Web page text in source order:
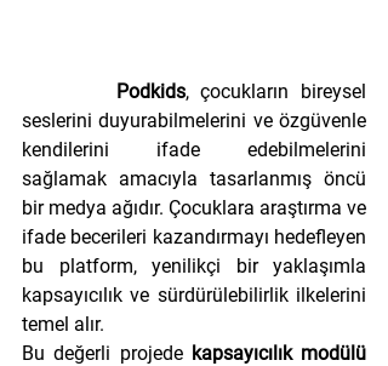
        Podkids
, çocukların bireysel
seslerini duyurabilmelerini ve özgüvenle
kendilerini ifade edebilmelerini
sağlamak amacıyla tasarlanmış öncü
bir medya ağıdır. Çocuklara araştırma ve
ifade becerileri kazandırmayı hedefleyen
bu platform, yenilikçi bir yaklaşımla
kapsayıcılık ve sürdürülebilirlik ilkelerini
temel alır.
Bu değerli projede kapsayıcılık modülü